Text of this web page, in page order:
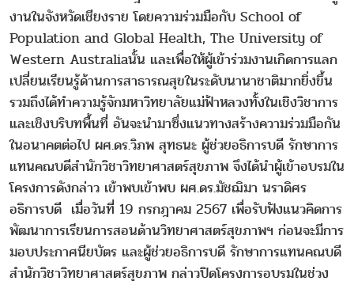
งานในจังหวัดเชียงราย โดยความร่วมมือกับ School of
Population and Global Health, The University of
Western Australiaนั้น และเพื่อให้ผู้เข้าร่วมงานเกิดการแลก
เปลี่ยนเรียนรู้ด้านการสาธารณสุขในระดับนานาชาติมากยิ่งขึ้น
รวมถึงได้ทำความรู้จักมหาวิทยาลัยแม่ฟ้าหลวงทั้งในเชิงวิชาการ
และเชิงบริบทพื้นที่ อันจะนำมาซึ่งแนวทางสร้างความร่วมมือกัน
ในอนาคตต่อไป ผศ.ดร.วิภพ สุทธนะ ผู้ช่วยอธิการบดี รักษาการ
แทนคณบดีสำนักวิชาวิทยาศาสตร์สุขภาพ จึงได้นำผู้เข้าอบรมใน
โครงการดังกล่าว เข้าพบเข้าพบ ผศ.ดร.มัชฌิมา นราดิศร
อธิการบดี เมื่อวันที่ 19 กรกฎาคม 2567 เพื่อรับฟังแนวคิดการ
พัฒนาการเรียนการสอนด้านวิทยาศาสตร์สุขภาพฯ ก่อนจะมีการ
มอบประกาศนียบัตร และผู้ช่วยอธิการบดี รักษาการแทนคณบดี
สำนักวิชาวิทยาศาสตร์สุขภาพ กล่าวปิดโครงการอบรมในช่วง